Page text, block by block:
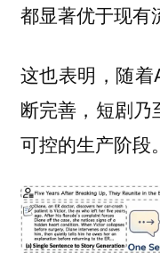
都显著优于现有
这也表明，随
断完善，短剧乃
可控的生产阶段。